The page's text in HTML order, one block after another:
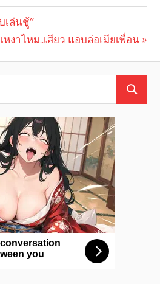
เล่นชู้”
Next
เหงาไหม..เสียว แอบล่อเมียเพื่อน